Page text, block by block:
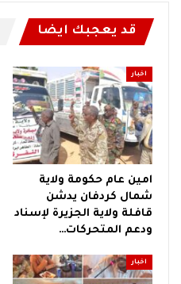
قد يعجبك ايضا
اخبار
امين عام حكومة ولاية
شمال كردفان يدشن
قافلة ولاية الجزيرة لإسناد
ودعم المتحركات…
اخبار